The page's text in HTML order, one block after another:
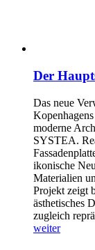
Der
Das neue
moderne
SYSTEA.
ikonische
Materialien
Projekt zeigt
ästhetisches
zugleich
weiter